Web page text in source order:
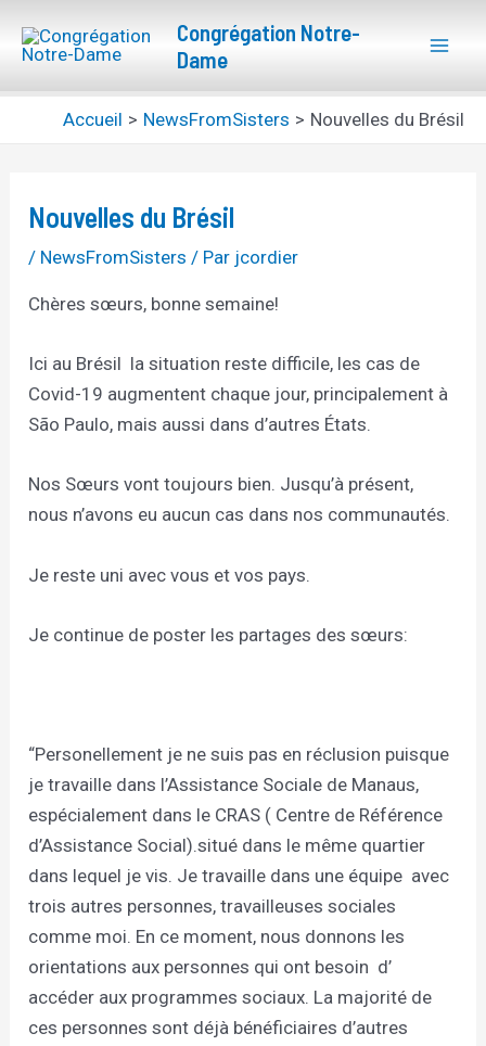
Congrégation Notre-
Dame
Accueil NewsFromSisters Nouvelles du Brésil
Nouvelles du Brésil
/ NewsFromSisters / Par jcordier
Chères sœurs, bonne semaine!
Ici au Brésil la situation reste difficile, les cas de
Covid-19 augmentent chaque jour, principalement à
São Paulo, mais aussi dans d’autres États.
Nos Sœurs vont toujours bien. Jusqu’à présent,
nous n’avons eu aucun cas dans nos communautés.
Je reste uni avec vous et vos pays.
Je continue de poster les partages des sœurs:
“Personellement je ne suis pas en réclusion puisque
je travaille dans l’Assistance Sociale de Manaus,
espécialement dans le CRAS ( Centre de Référence
d’Assistance Social).situé dans le même quartier
dans lequel je vis. Je travaille dans une équipe avec
trois autres personnes, travailleuses sociales
comme moi. En ce moment, nous donnons les
orientations aux personnes qui ont besoin d’
accéder aux programmes sociaux. La majorité de
ces personnes sont déjà bénéficiaires d’autres
des